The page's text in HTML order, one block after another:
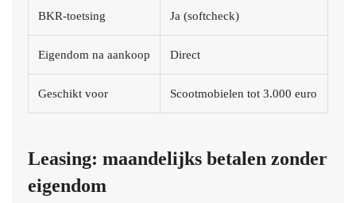
BKR-toetsing Ja (softcheck)
Eigendom na aankoop Direct
Geschikt voor Scootmobielen tot 3.000 euro
Leasing: maandelijks betalen zonder
eigendom